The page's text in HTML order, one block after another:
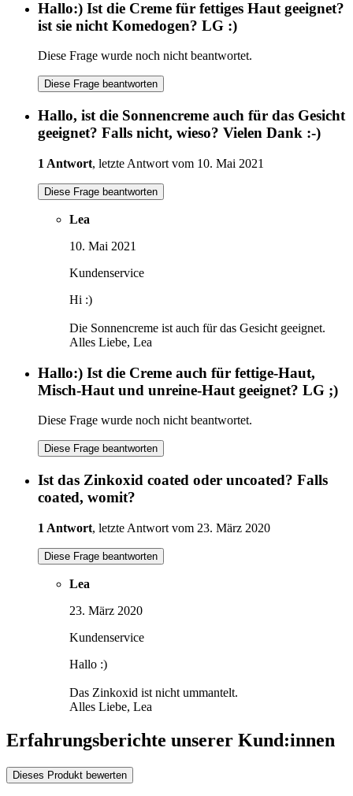
Hallo:) Ist die Creme für fettiges Haut geeignet?
ist sie nicht Komedogen? LG :)
Diese Frage wurde noch nicht beantwortet.
Diese Frage beantworten
Hallo, ist die Sonnencreme auch für das Gesicht
geeignet? Falls nicht, wieso? Vielen Dank :-)
1 Antwort, letzte Antwort vom 10. Mai 2021
Diese Frage beantworten
Lea
10. Mai 2021
Kundenservice
Hi :)
Die Sonnencreme ist auch für das Gesicht geeignet.
Alles Liebe, Lea
Hallo:) Ist die Creme auch für fettige-Haut,
Misch-Haut und unreine-Haut geeignet? LG ;)
Diese Frage wurde noch nicht beantwortet.
Diese Frage beantworten
Ist das Zinkoxid coated oder uncoated? Falls
coated, womit?
1 Antwort, letzte Antwort vom 23. März 2020
Diese Frage beantworten
Lea
23. März 2020
Kundenservice
Hallo :)
Das Zinkoxid ist nicht ummantelt.
Alles Liebe, Lea
Erfahrungsberichte unserer Kund:innen
Dieses Produkt bewerten